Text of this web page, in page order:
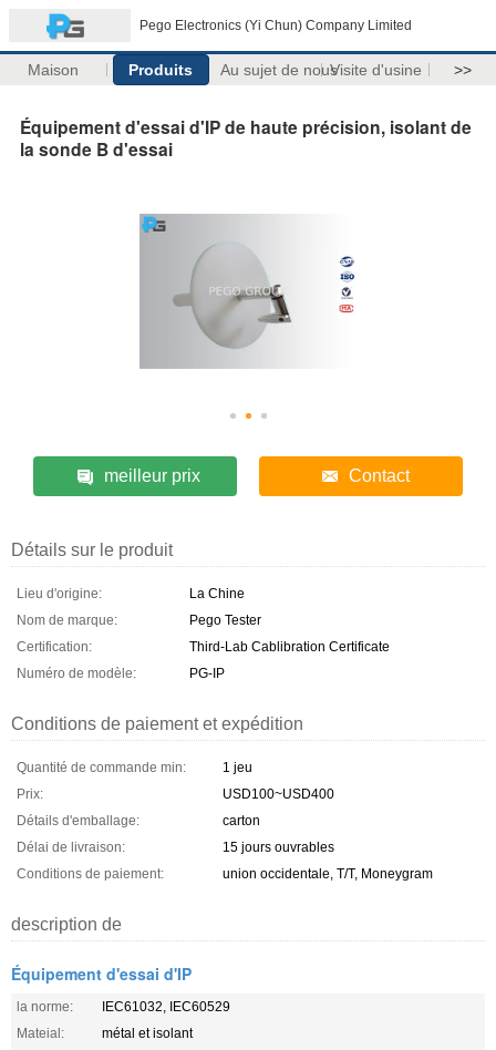
Pego Electronics (Yi Chun) Company Limited
Maison Produits Au sujet de nousVisite d'usine >>
Équipement d'essai d'IP de haute précision, isolant de
la sonde B d'essai
meilleur prix Contact
Détails sur le produit
Lieu d'origine:
La Chine
Nom de marque:
Pego Tester
Certification:
Third-Lab Cablibration Certificate
Numéro de modèle:
PG-IP
Conditions de paiement et expédition
Quantité de commande min:
1 jeu
Prix:
USD100~USD400
Détails d'emballage:
carton
Délai de livraison:
15 jours ouvrables
Conditions de paiement:
union occidentale, T/T, Moneygram
description de
Équipement d'essai d'IP
la norme:
IEC61032, IEC60529
Mateial:
métal et isolant